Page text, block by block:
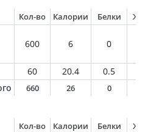
Кол-во Калории Белки
600 6 0
60 20.4 0.5
660 26 0
Кол-во Калории Белки